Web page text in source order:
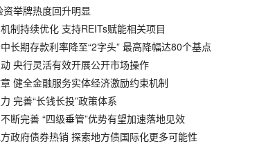
举牌热度回升明显
制持续优化 支持REITs赋能相关项目
长期存款利率降至“2字头” 最高降幅达80个基点
央行灵活有效开展公开市场操作
健全金融服务实体经济激励约束机制
完善“长钱长投”政策体系
断完善 “四级垂管”优势有望加速落地见效
政府债券热销 探索地方债国际化更多可能性